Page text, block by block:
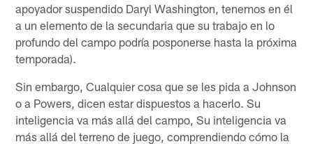
apoyador suspendido Daryl Washington, tenemos en él
a un elemento de la secundaria que su trabajo en lo
profundo del campo podría posponerse hasta la próxima
temporada).
Sin embargo, Cualquier cosa que se les pida a Johnson
o a Powers, dicen estar dispuestos a hacerlo. Su
inteligencia va más allá del campo, Su inteligencia va
más allá del terreno de juego, comprendiendo cómo la